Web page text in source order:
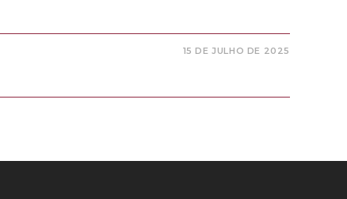
15 DE JULHO DE 2025